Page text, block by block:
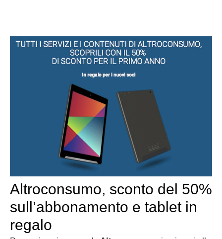
Altroconsumo, sconto del 50%
sull’abbonamento e tablet in
regalo